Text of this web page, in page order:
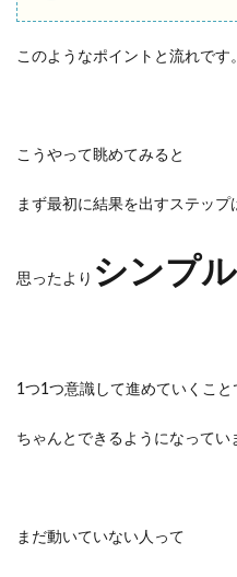
このようなポイントと流れです。
こうやって眺めてみると
まず最初に結果を出すステップ
思ったより シンプル
1つ1つ意識して進めていくこと
ちゃんとできるようになってい
まだ動いていない人って